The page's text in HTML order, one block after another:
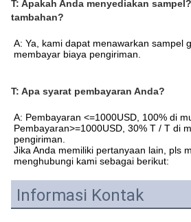
T: Apakah Anda menyediakan
tambahan?
A: Ya, kami dapat menawarkan sampel
membayar biaya pengiriman.
T: Apa syarat pembayaran Anda?
A: Pembayaran <=1000USD, 100% di
Pembayaran>=1000USD, 30% T / T di
pengiriman.
Jika Anda memiliki pertanyaan lain, pls
menghubungi kami sebagai berikut:
Informasi Kontak